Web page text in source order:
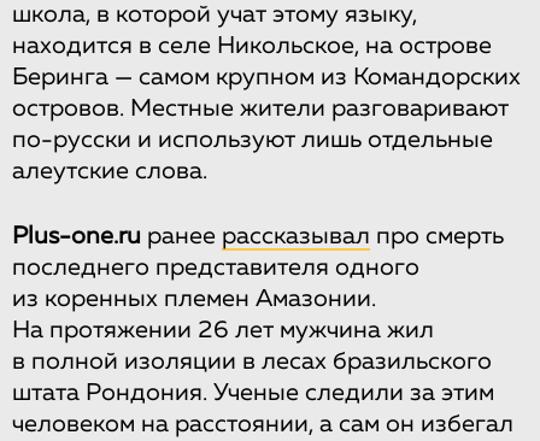
школа, в которой учат этому языку,
находится в селе Никольское, на острове
Беринга — самом крупном из Командорских
островов. Местные жители разговаривают
по-русски и используют лишь отдельные
алеутские слова.
Plus-one.ru ранее рассказывал про смерть
последнего представителя одного
из коренных племен Амазонии.
На протяжении 26 лет мужчина жил
в полной изоляции в лесах бразильского
штата Рондония. Ученые следили за этим
человеком на расстоянии, а сам он избегал